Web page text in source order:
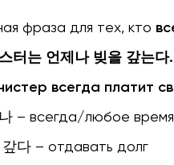
фраза для тех, кто
터는 언제나 빚을 갚는다.
всегда платит
– всегда/любое время
갚다 – отдавать долг